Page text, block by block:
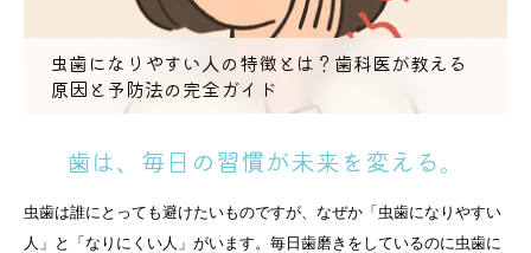
虫歯になりやすい人の特徴とは？歯科医が教える
原因と予防法の完全ガイド
歯は、毎日の習慣が未来を変える。
虫歯は誰にとっても避けたいものですが、なぜか「虫歯になりやすい
人」と「なりにくい人」がいます。毎日歯磨きをしているのに虫歯に